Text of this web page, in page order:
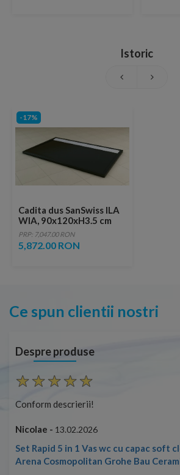
Istoric
-17%
Cadita dus SanSwiss ILA
WIA, 90x120xH3.5 cm
marmura sintetica
neagra, capac alb
PRP: 7,047.00 RON
5,872.00 RON
Ce spun clientii nostri
Despre produse
Conform descrierii!
Nicolae - 13.02.2026
Set Rapid 5 in 1 Vas wc cu capac soft
Arena Cosmopolitan Grohe Bau